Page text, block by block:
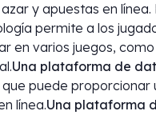
y apuestas en línea.
permite a los
en varios juegos,
Una plataforma de
puede proporcionar
línea.Una plataforma